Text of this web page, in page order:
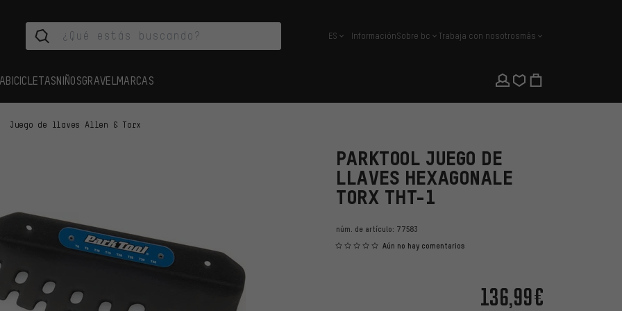
español
ES InformaciónSobre bc Trabaja con nosotrosmás
BICICLETASNIÑOSGRAVEL MARCAS
Juego de llaves Allen & Torx
PARKTOOL JUEGO DE
LLAVES HEXAGONALE
TORX THT-1
núm. de artículo: 77583
Aún no hay comentarios
136,99€